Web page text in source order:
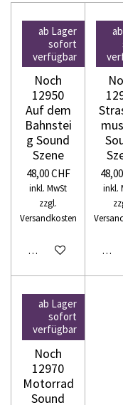
ab Lager
sofort
verfügbar
Noch
12950
Auf dem
Bahnstei
g Sound
Szene
48,00 CHF
inkl. MwSt
zzgl.
Versandkosten
In den Warenkorb
inkl.
In
ab Lager
sofort
verfügbar
Noch
12970
Motorrad
Sound